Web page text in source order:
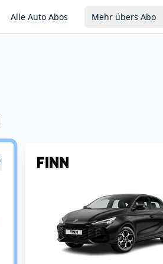
Alle Auto Abos Mehr übers Abo